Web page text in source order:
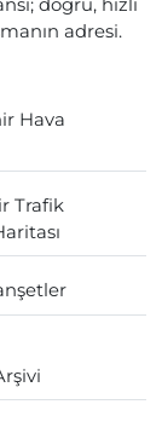
doğru, hızlı
adresi.
Hava
Trafik